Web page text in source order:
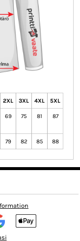
2XL 3XL 4XL 5XL
69 75 81 87
79 82 85 88